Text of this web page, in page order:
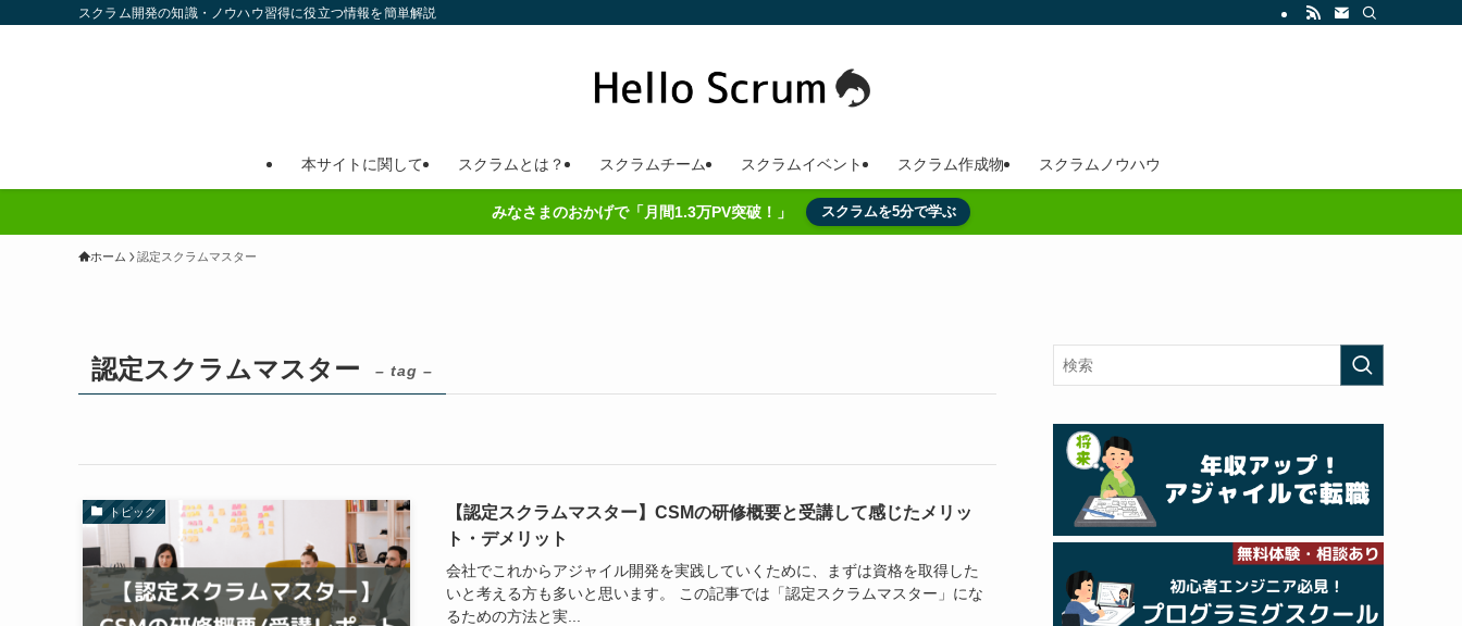
スクラム開発の知識・ノウハウ習得に役立つ情報を簡単解説
本サイトに関して スクラムとは？ スクラムチーム スクラムイベント スクラム作成物 スクラムノウハウ
みなさまのおかげで「月間1.3万PV突破！」 スクラムを5分で学ぶ
ホーム 認定スクラムマスター
認定スクラムマスター – tag –
トピック
【認定スクラムマスター】CSMの研修概要と受講して感じたメリッ
ト・デメリット
会社でこれからアジャイル開発を実践していくために、まずは資格を取得した
いと考える方も多いと思います。 この記事では「認定スクラムマスター」にな
るための方法と実...